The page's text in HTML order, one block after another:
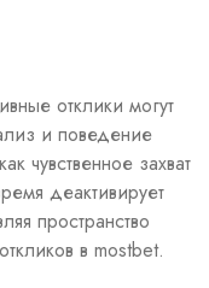
отклики могут
и поведение
чувственное захват
деактивирует
пространство
в mostbet.